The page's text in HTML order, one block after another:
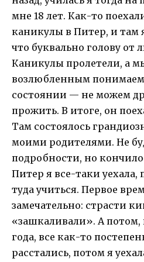
мне 18 лет. Как-то
каникулы в Питер, и там
что буквально голову от
Каникулы пролетели, а
возлюбленным понимаем,
состоянии — не можем
прожить. В итоге, он
Там состоялось
моими родителями. Не
подробности, но
Питер я все-таки уехала,
туда учиться. Первое
замечательно: страсти
«зашкаливали». А потом,
года, все как-то
расстались, потом я